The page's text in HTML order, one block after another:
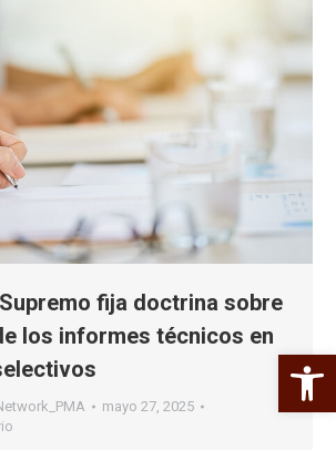
Abrir
fija doctrina sobre
los informes técnicos en
mayo 27, 2025